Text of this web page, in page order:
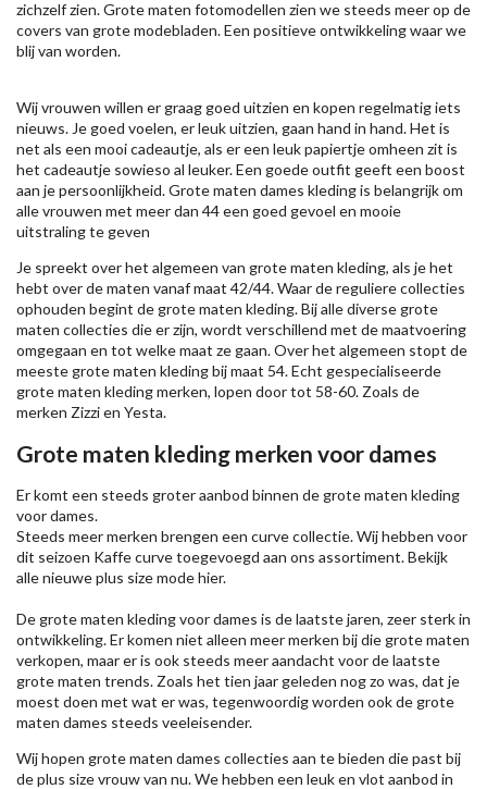
zichzelf zien. Grote maten fotomodellen zien we steeds meer op de
covers van grote modebladen. Een positieve ontwikkeling waar we
blij van worden.
Wij vrouwen willen er graag goed uitzien en kopen regelmatig iets
nieuws. Je goed voelen, er leuk uitzien, gaan hand in hand. Het is
net als een mooi cadeautje, als er een leuk papiertje omheen zit is
het cadeautje sowieso al leuker. Een goede outfit geeft een boost
aan je persoonlijkheid. Grote maten dames kleding is belangrijk om
alle vrouwen met meer dan 44 een goed gevoel en mooie
uitstraling te geven
Je spreekt over het algemeen van grote maten kleding, als je het
hebt over de maten vanaf maat 42/44. Waar de reguliere collecties
ophouden begint de grote maten kleding. Bij alle diverse grote
maten collecties die er zijn, wordt verschillend met de maatvoering
omgegaan en tot welke maat ze gaan. Over het algemeen stopt de
meeste grote maten kleding bij maat 54. Echt gespecialiseerde
grote maten kleding merken, lopen door tot 58-60. Zoals de
merken Zizzien Yesta.
Grote maten kleding merken voor dames
Er komt een steeds groter aanbod binnen de grote maten kleding
voor dames.
Steeds meer merken brengen een curve collectie. Wij hebben voor
dit seizoen Kaffecurve toegevoegd aan ons assortiment. Bekijk
alle nieuweplus size modehier.
De grote maten kleding voor dames is de laatste jaren, zeer sterk in
ontwikkeling. Er komen niet alleen meer merken bij die grote maten
verkopen, maar er is ook steeds meer aandacht voor de laatste
grote maten trends. Zoals het tien jaar geleden nog zo was, dat je
moest doen met wat er was, tegenwoordig worden ook de grote
maten dames steeds veeleisender.
Wij hopen grote maten dames collecties aan te bieden die past bij
de plus size vrouw van nu. We hebben een leuk en vlot aanbod in